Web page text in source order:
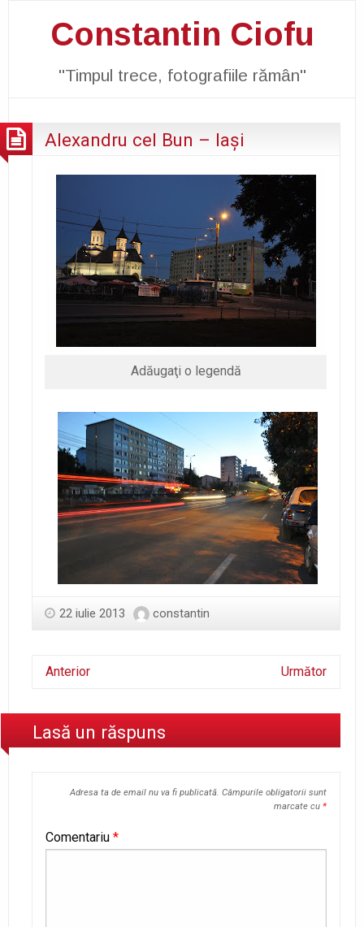
Constantin Ciofu
"Timpul trece, fotografiile rămân"
Alexandru cel Bun – Iaşi
Adăugaţi o legendă
22 iulie 2013 constantin
Anterior Următor
Lasă un răspuns
Adresa ta de email nu va fi publicată. Câmpurile obligatorii sunt
marcate cu *
Comentariu *